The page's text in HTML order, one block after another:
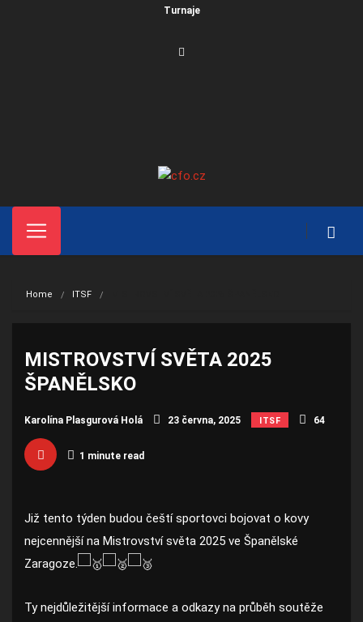
Turnaje
Home ITSF
MISTROVSTVÍ SVĚTA 2025
ŠPANĚLSKO
Karolína Plasgurová Holá 23 června, 2025 ITSF 64
1 minute read
Již tento týden budou čeští sportovci bojovat o kovy
nejcennější na Mistrovství světa 2025 ve Španělské
Zaragoze.
Ty nejdůležitější informace a odkazy na průběh soutěže